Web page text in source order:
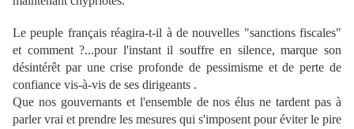
Le peuple français réagira-t-il à de nouvelles "sanctions fiscales"
et comment ?...pour l'instant il souffre en silence, marque son
désintérêt par une crise profonde de pessimisme et de perte de
confiance vis-à-vis de ses dirigeants .
Que nos gouvernants et l'ensemble de nos élus ne tardent pas à
parler vrai et prendre les mesures qui s'imposent pour éviter le pire